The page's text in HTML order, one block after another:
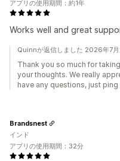
Works well and great
アプリの使用期間：約1年
Quinnが返信しました 2026年7
Thank you so much for
your thoughts. We really
have any questions, just
Brandsnest
インド
アプリの使用期間：32分